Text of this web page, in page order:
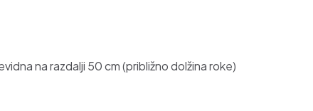
na razdalji 50 cm (približno dolžina roke)